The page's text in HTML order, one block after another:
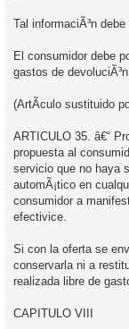
Tal informaciÃ³n
El consumidor debe
gastos de
(ArtÃ­culo sustituido
ARTICULO 35. â€“
propuesta al
servicio que no haya
automÃ¡tico en
consumidor a
efectivice.
Si con la oferta se
conservarla ni a
realizada libre de
CAPITULO VIII